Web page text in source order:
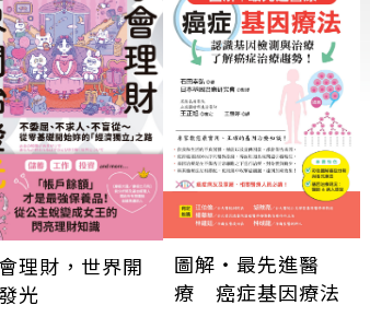
理財，世界開
光
圖解‧最先進醫
療 癌症基因療法